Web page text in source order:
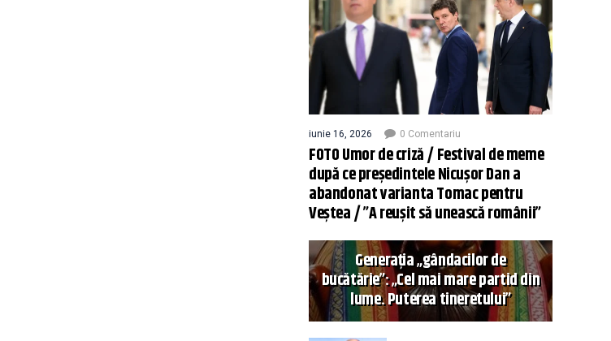
iunie 16, 2026 0 Comentariu
FOTO Umor de criză / Festival de meme
după ce președintele Nicușor Dan a
abandonat varianta Tomac pentru
Veștea / ”A reușit să unească românii”
Generația „gândacilor de
bucătărie”: „Cel mai mare partid din
lume. Puterea tineretului”